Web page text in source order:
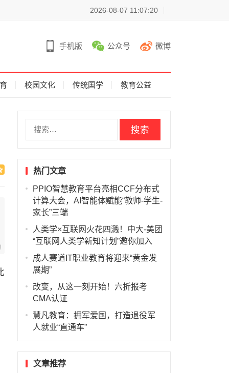
2026-08-07 11:07:20
手机版 公众号 微博
校园文化 传统国学 教育公益
热门文章
PPIO智慧教育平台亮相CCF分布式
计算大会，AI智能体赋能“教师-学生-
家长”三端
人类学×互联网火花四溅！中大-美团
“互联网人类学新知计划”邀你加入
成人赛道IT职业教育将迎来“黄金发
展期”
改变，从这一刻开始！六折报考
CMA认证
慧凡教育：拥军爱国，打造退役军
人就业“直通车”
文章推荐